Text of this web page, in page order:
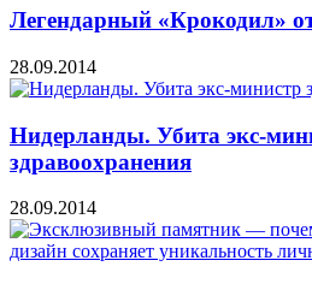
Легендарный «Крокодил»
28.09.2014
Нидерланды. Убита экс-
здравоохранения
28.09.2014